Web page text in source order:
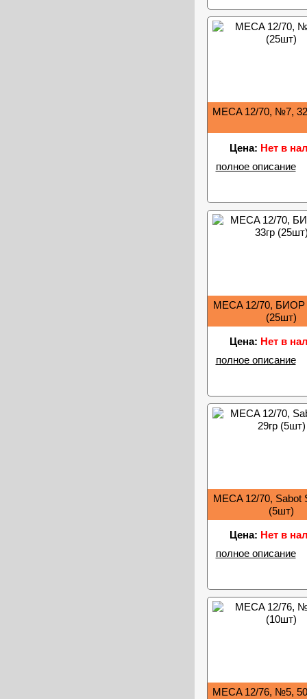
MECA 12/70, №7,
Цена: Нет в
полное описание
MECA 12/70,
(25шт)
Цена: Нет в
полное описание
MECA 12/70, Sabot
(5шт)
Цена: Нет в
полное описание
MECA 12/76, №5,